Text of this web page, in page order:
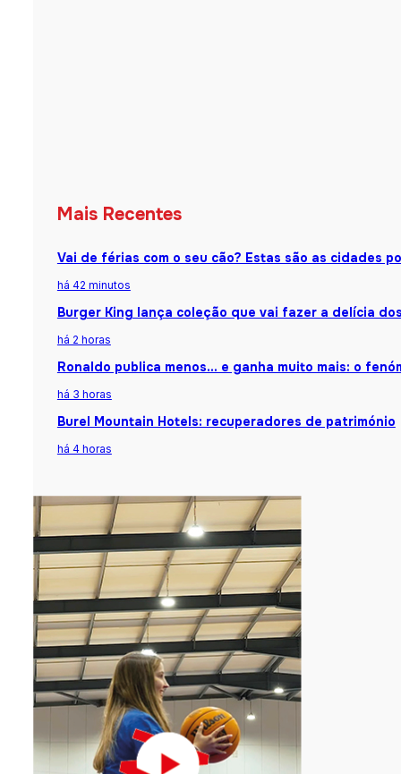
Mais Recentes
Vai de férias com o seu cão? Estas são as cidades
há 42 minutos
Burger King lança coleção que vai fazer a delícia
há 2 horas
Ronaldo publica menos… e ganha muito mais: o
há 3 horas
Burel Mountain Hotels: recuperadores de património
há 4 horas